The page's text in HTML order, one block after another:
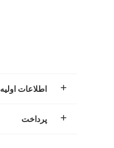
اطلاعات اولیه
پرداخت